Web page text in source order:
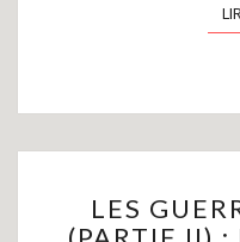
LES